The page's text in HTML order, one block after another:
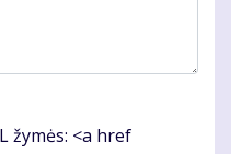
žymės: <a href